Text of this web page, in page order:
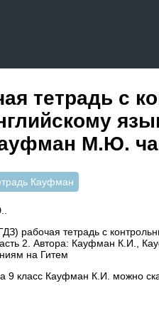
тетрадь с
М.Ю.
Кауфман
рабочая тетрадь с
2. Автора: Кауфман К.И.,
на Гитем
9 класс Кауфман К.И. можно